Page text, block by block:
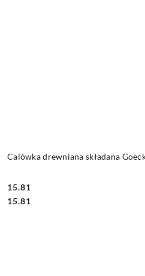
Calówka drewniana składana
Cena:
15.81
Cena:
15.81